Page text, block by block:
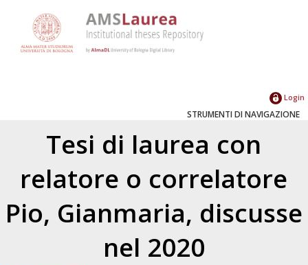
Login
STRUMENTI DI NAVIGAZIONE
Tesi di laurea con
relatore o correlatore
Pio, Gianmaria, discusse
nel 2020